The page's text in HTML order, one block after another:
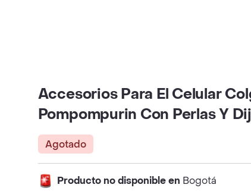
Accesorios Para El Celular
Pompompurin Con Perlas Y
Agotado
Producto no disponible en Bogotá